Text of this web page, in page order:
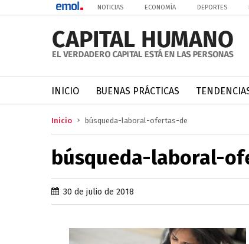
NOTICIAS ECONOMÍA DEPORTES
INICIO BUENAS PRÁCTICAS
Inicio búsqueda-laboral-ofertas-de
búsqueda-laboral-
30 de julio de 2018